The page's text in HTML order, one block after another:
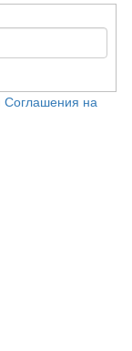
Соглашения на